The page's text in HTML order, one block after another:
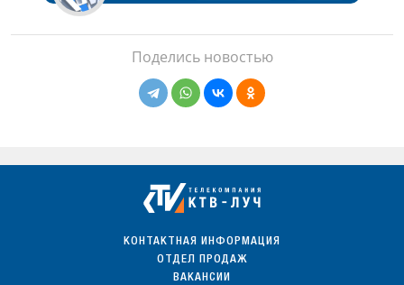
Поделись новостью
КОНТАКТНАЯ ИНФОРМАЦИЯ
ОТДЕЛ ПРОДАЖ
ВАКАНСИИ